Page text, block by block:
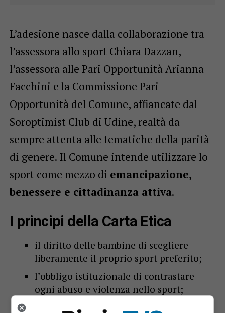
L’adesione nasce dalla collaborazione tra
l’assessora allo sport Chiara Dazzan,
l’assessora alle Pari Opportunità Arianna
Facchini e la Commissione Pari
Opportunità del Comune, affiancate dal
Soroptimist Club di Udine, realtà da
sempre attenta alle tematiche della parità
di genere. Il Comune intende utilizzare lo
sport come mezzo di emancipazione,
benessere e cittadinanza attiva.
I principi della Carta Etica
il diritto delle bambine di scegliere
liberamente il proprio sport preferito;
l’obbligo istituzionale di contrastare
ogni abuso e violenza nello sport;
la promozione di una comunicazione